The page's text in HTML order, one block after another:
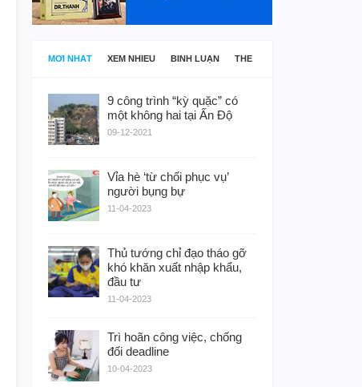
MỚI NHẤT XEM NHIỀU BÌNH LUẬN THẺ
9 công trình “kỳ quặc” có
một không hai tại Ấn Độ
09-12-2021
Vỉa hè ‘từ chối phục vụ’
người bụng bự
11-04-2023
Thủ tướng chỉ đạo tháo gỡ
khó khăn xuất nhập khẩu,
đầu tư
11-04-2023
Trì hoãn công việc, chống
đối deadline
10-04-2023